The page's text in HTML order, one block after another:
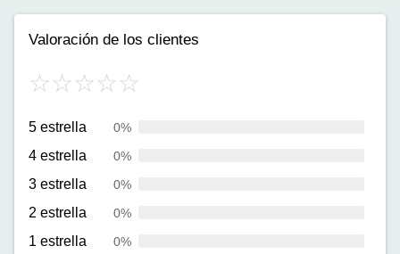
Valoración de los clientes
5 estrella 0%
4 estrella 0%
3 estrella 0%
2 estrella 0%
1 estrella 0%